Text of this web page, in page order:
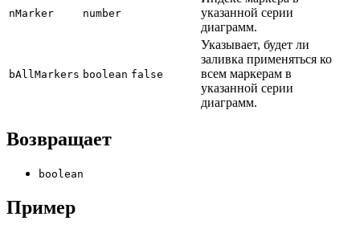
nMarker number
указанной серии
диаграмм.
bAllMarkers boolean false
Указывает, будет ли
заливка применяться ко
всем маркерам в
указанной серии
диаграмм.
Возвращает
boolean
Пример